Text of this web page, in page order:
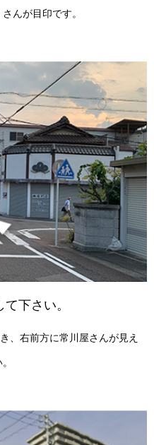
んが目印です。
下さい。
、右前方に常川屋さんが見え